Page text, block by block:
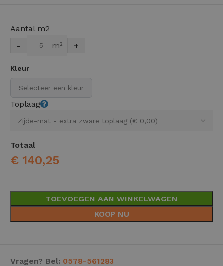
Aantal m2
-
m² +
Kleur
Selecteer een kleur
Toplaag
Totaal
€ 140,25
TOEVOEGEN AAN WINKELWAGEN
KOOP NU
Vragen? Bel: 0578-561283